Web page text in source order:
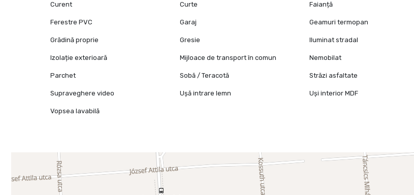
Curent Curte Faianță
Ferestre PVC Garaj Geamuri termopan
Grădină proprie Gresie Iluminat stradal
Izolație exterioară Mijloace de transport în comun Nemobilat
Parchet Sobă / Teracotă Străzi asfaltate
Supraveghere video Ușă intrare lemn Uși interior MDF
Vopsea lavabilă